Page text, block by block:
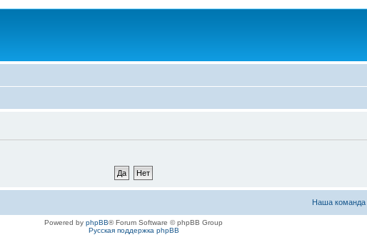
Наша команда
Powered by phpBB® Forum Software © phpBB Group
Русская поддержка phpBB